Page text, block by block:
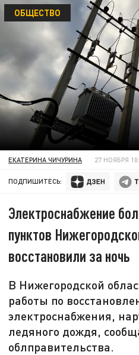
ОБЩЕСТВО
ЕКАТЕРИНА ЧИЧУРИНА 27 НОЯБРЯ
ПОДПИШИТЕСЬ:
Электроснабжение
пунктов
восстановили за ночь
В Нижегородской
работы по
электроснабжения,
ледяного дождя,
облправительства.